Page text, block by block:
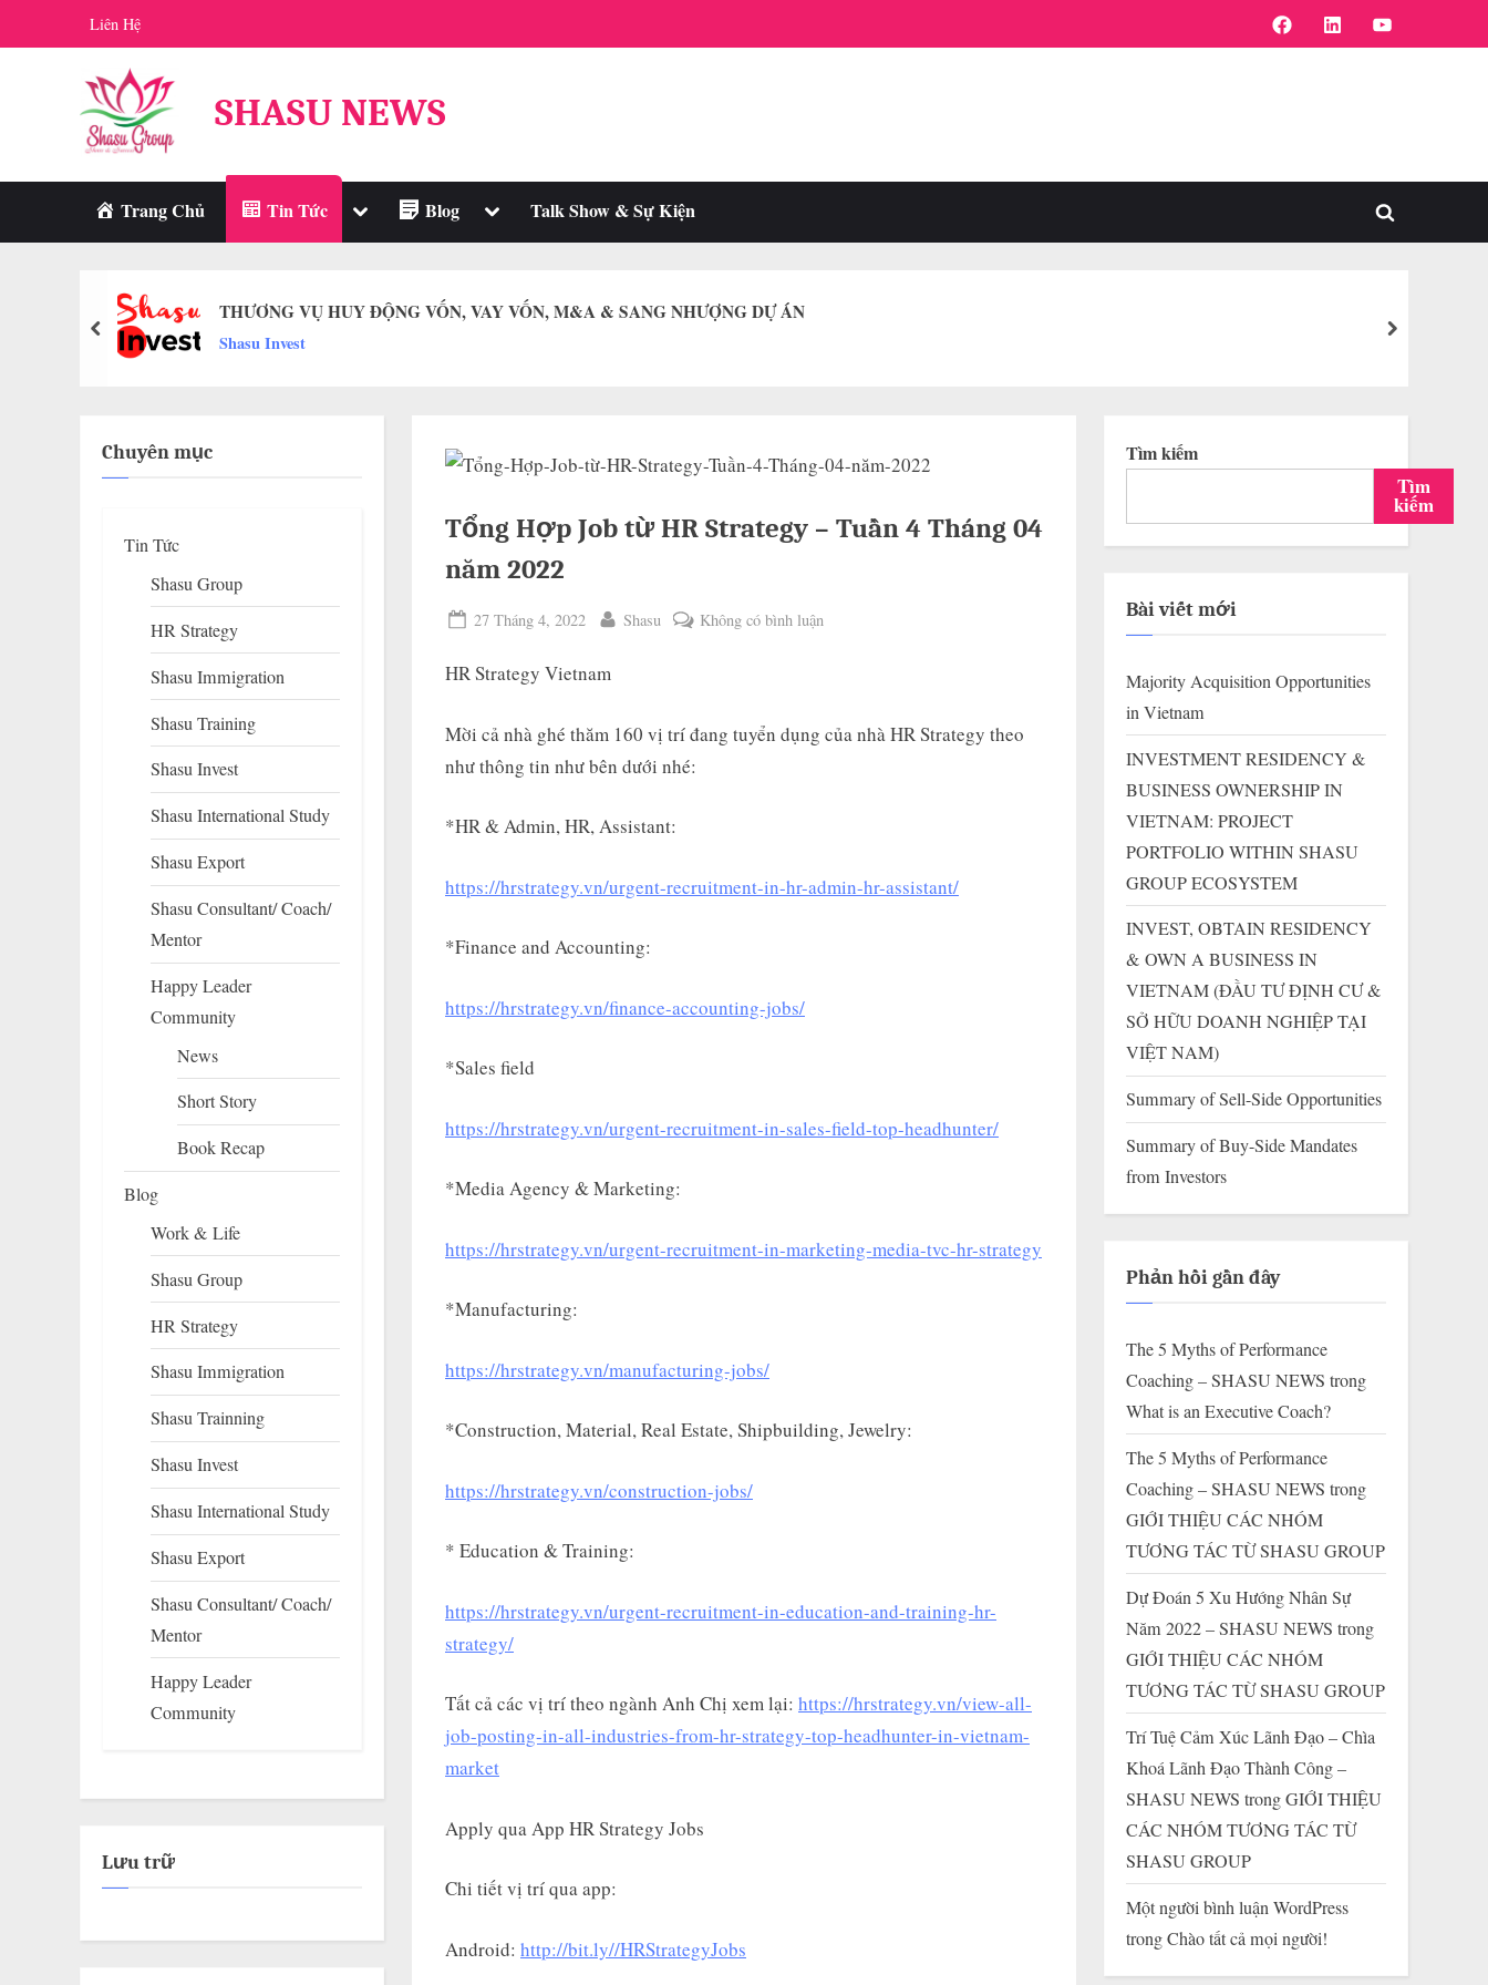
to
Liên Hệ FaceBookLinkedinYoutube
SHASU NEWS
Trang Chủ Tin Tức Toggle
menu
Toggle
menu
Blog Toggle
menu
Talk Show & Sự Kiện
Toggle
THƯƠNG VỤ HUY ĐỘNG VỐN, VAY VỐN, M&A & SANG NHƯỢNG DỰ ÁN
Shasu Invest
prev next
Tổng Hợp Job từ HR Strategy – Tuần 4 Tháng 04
năm 2022
Posted
27 Tháng 4, 2022 By
Shasu Không có bình luận
từ
Tháng
HR Strategy Vietnam
Mời cả nhà ghé thăm 160 vị trí đang tuyển dụng của nhà HR Strategy theo
như thông tin như bên dưới nhé:
*HR & Admin, HR, Assistant:
https://hrstrategy.vn/urgent-recruitment-in-hr-admin-hr-assistant/
*Finance and Accounting:
https://hrstrategy.vn/finance-accounting-jobs/
*Sales field
https://hrstrategy.vn/urgent-recruitment-in-sales-field-top-headhunter/
*Media Agency & Marketing:
https://hrstrategy.vn/urgent-recruitment-in-marketing-media-tvc-hr-strategy
*Manufacturing:
https://hrstrategy.vn/manufacturing-jobs/
*Construction, Material, Real Estate, Shipbuilding, Jewelry:
https://hrstrategy.vn/construction-jobs/
* Education & Training:
https://hrstrategy.vn/urgent-recruitment-in-education-and-training-hr-
strategy/
Tất cả các vị trí theo ngành Anh Chị xem lại: https://hrstrategy.vn/view-all-
job-posting-in-all-industries-from-hr-strategy-top-headhunter-in-vietnam-
market
Apply qua App HR Strategy Jobs
Chi tiết vị trí qua app:
Android: http://bit.ly//HRStrategyJobs
Chuyên mục
Tin Tức
Shasu Group
HR Strategy
Shasu Immigration
Shasu Training
Shasu Invest
Shasu International Study
Shasu Export
Shasu Consultant/ Coach/
Mentor
Happy Leader
Community
News
Short Story
Book Recap
Blog
Work & Life
Shasu Group
HR Strategy
Shasu Immigration
Shasu Trainning
Shasu Invest
Shasu International Study
Shasu Export
Shasu Consultant/ Coach/
Mentor
Happy Leader
Community
Lưu trữ
Tìm kiếm
Tìm
kiếm
Bài viết mới
Majority Acquisition Opportunities
in Vietnam
INVESTMENT RESIDENCY &
BUSINESS OWNERSHIP IN
VIETNAM: PROJECT
PORTFOLIO WITHIN SHASU
GROUP ECOSYSTEM
INVEST, OBTAIN RESIDENCY
& OWN A BUSINESS IN
VIETNAM (ĐẦU TƯ ĐỊNH CƯ &
SỞ HỮU DOANH NGHIỆP TẠI
VIỆT NAM)
Summary of Sell-Side Opportunities
Summary of Buy-Side Mandates
from Investors
Phản hồi gần đây
The 5 Myths of Performance
Coaching – SHASU NEWS trong
What is an Executive Coach?
The 5 Myths of Performance
Coaching – SHASU NEWS trong
GIỚI THIỆU CÁC NHÓM
TƯƠNG TÁC TỪ SHASU GROUP
Dự Đoán 5 Xu Hướng Nhân Sự
Năm 2022 – SHASU NEWS trong
GIỚI THIỆU CÁC NHÓM
TƯƠNG TÁC TỪ SHASU GROUP
Trí Tuệ Cảm Xúc Lãnh Đạo – Chìa
Khoá Lãnh Đạo Thành Công –
SHASU NEWS trongGIỚI THIỆU
CÁC NHÓM TƯƠNG TÁC TỪ
SHASU GROUP
Một người bình luận WordPress
trongChào tất cả mọi người!